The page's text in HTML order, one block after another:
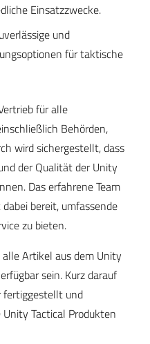
Einsatzzwecke.
und
für taktische
für alle
Behörden,
wird sichergestellt, dass
der Qualität der Unity
Das erfahrene Team
bereit, umfassende
zu bieten.
Artikel aus dem Unity
sein. Kurz darauf
fertiggestellt und
Tactical Produkten